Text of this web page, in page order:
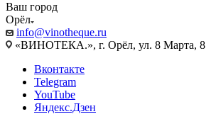
Ваш город
Орёл
info@vinotheque.ru
«ВИНОТЕКА.», г. Орёл, ул. 8 Марта, 8
Вконтакте
Telegram
YouTube
Яндекс.Дзен